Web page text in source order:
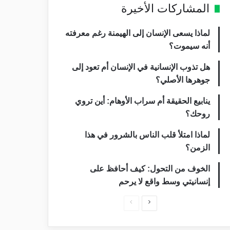
المشاركات الأخيرة
لماذا يسعى الإنسان إلى الهيمنة رغم معرفته
أنه سيموت؟
هل تذوب الإنسانية في الإنسان أم تعود إلى
جوهرها الأصلي؟
ينابيع الحقيقة أم سراب الأوهام: أين تروي
روحك؟
لماذا امتلأ قلب الناس بالشرور في هذا
الزمن؟
الخوف من التحول: كيف أحافظ على
إنسانيتي وسط واقع لا يرحم
ا